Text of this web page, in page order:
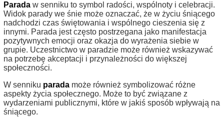
Parada w senniku to symbol radości, wspólnoty i celebracji.
Widok parady we śnie może oznaczać, że w życiu śniącego
nadchodzi czas świętowania i wspólnego cieszenia się z
innymi. Parada jest często postrzegana jako manifestacja
pozytywnych emocji oraz okazja do wyrażenia siebie w
grupie. Uczestnictwo w paradzie może również wskazywać
na potrzebę akceptacji i przynależności do większej
społeczności.
W senniku parada może również symbolizować różne
aspekty życia społecznego. Może to być związane z
wydarzeniami publicznymi, które w jakiś sposób wpływają na
śniącego.